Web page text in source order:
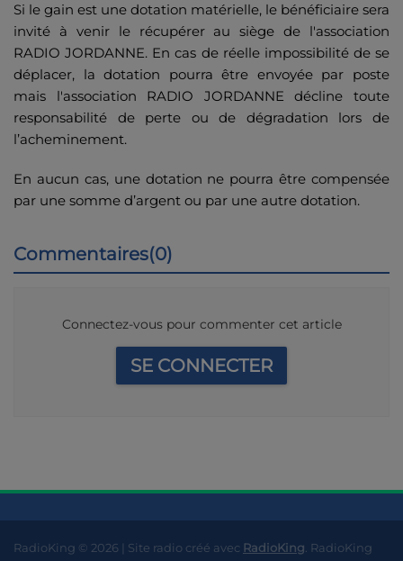
Si le gain est une dotation matérielle, le bénéficiaire sera
invité à venir le récupérer au siège de l'association
RADIO JORDANNE. En cas de réelle impossibilité de se
déplacer, la dotation pourra être envoyée par poste
mais l'association RADIO JORDANNE décline toute
responsabilité de perte ou de dégradation lors de
l’acheminement.
En aucun cas, une dotation ne pourra être compensée
par une somme d’argent ou par une autre dotation.
Commentaires(0)
Connectez-vous pour commenter cet article
SE CONNECTER
RadioKing © 2026 | Site radio créé avec RadioKing . RadioKing